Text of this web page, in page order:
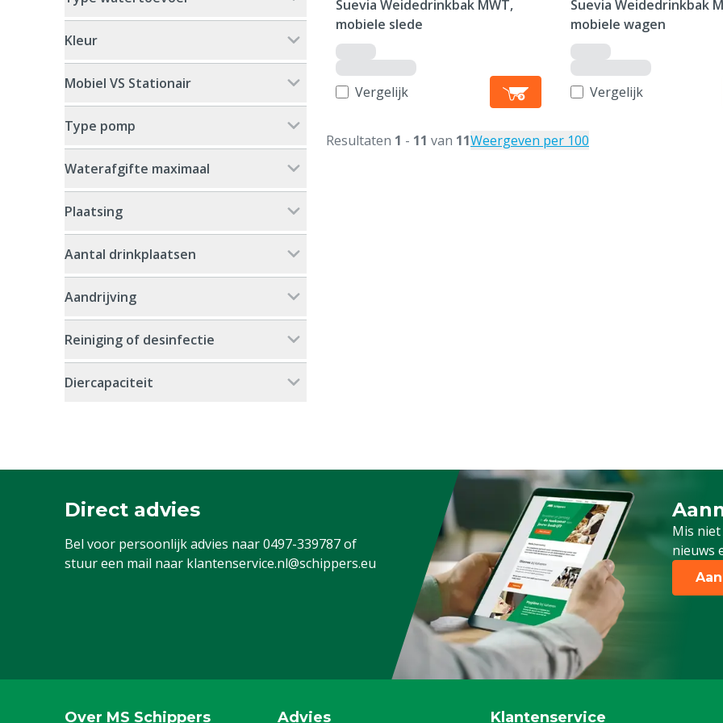
Kleur
Mobiel VS Stationair
Type pomp
Waterafgifte maximaal
Plaatsing
Aantal drinkplaatsen
Aandrijving
Reiniging of desinfectie
Diercapaciteit
Suevia Weidedrinkbak MWT,
mobiele slede
Vergelijk
Suevia Weidedrinkbak
mobiele wagen
Vergelijk
Resultaten 1 - 11 van 11Weergeven per 100
Direct advies
Bel voor persoonlijk advies naar0497-339787of
stuur een mail naar klantenservice.nl@schippers.eu
Mis
nieuws
Schrijf
Over MS Schippers Advies Klantenservice